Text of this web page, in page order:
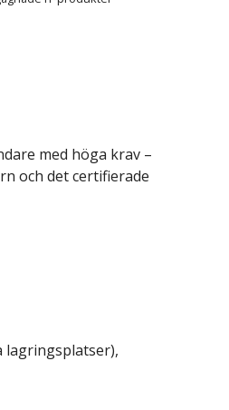
med höga krav –
och det certifierade
lagringsplatser),